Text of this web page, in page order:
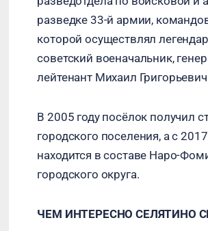
разведке 33-й армии,
которой осуществлял
советский военачальник,
лейтенант Михаил
В 2005 году посёлок получил
городского поселения, а с
находится в составе Наро-
городского округа.
ЧЕМ ИНТЕРЕСНО СЕЛЯТИНО